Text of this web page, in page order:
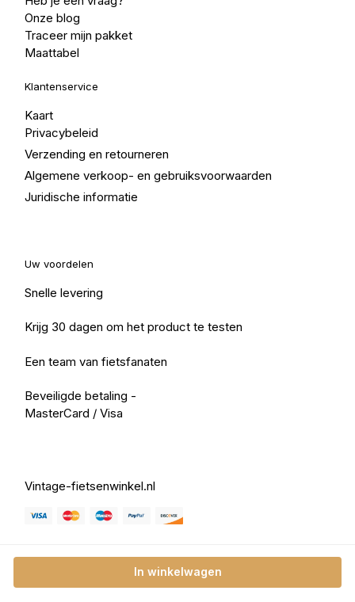
In winkelwagen
Onze blog
Traceer mijn pakket
Maattabel
Klantenservice
Kaart
Privacybeleid
Verzending en retourneren
Algemene verkoop- en gebruiksvoorwaarden
Juridische informatie
Uw voordelen
Snelle levering
Krijg 30 dagen om het product te testen
Een team van fietsfanaten
Beveiligde betaling -
MasterCard / Visa
Vintage-fietsenwinkel.nl